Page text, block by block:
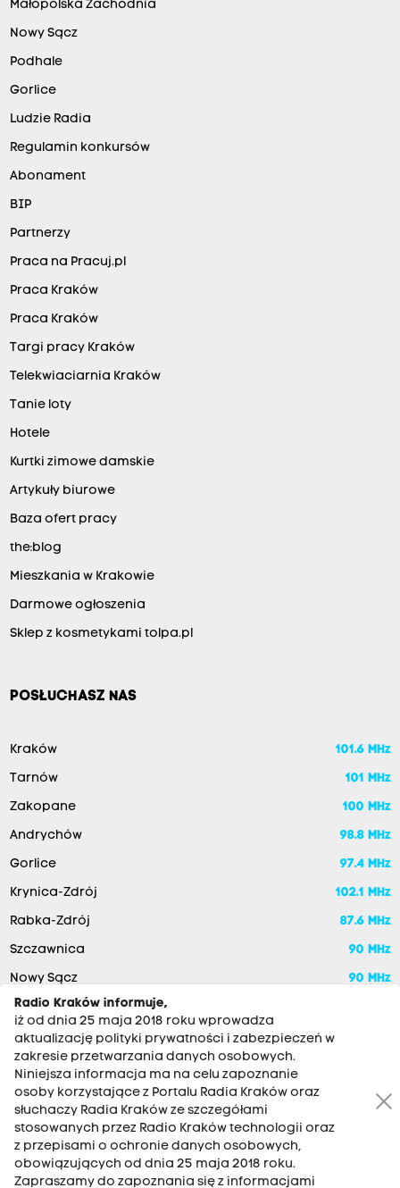
Małopolska Zachodnia
Nowy Sącz
Podhale
Gorlice
Ludzie Radia
Regulamin konkursów
Abonament
BIP
Partnerzy
Praca na Pracuj.pl
Praca Kraków
Praca Kraków
Targi pracy Kraków
Telekwiaciarnia Kraków
Tanie loty
Hotele
Kurtki zimowe damskie
Artykuły biurowe
Baza ofert pracy
the:blog
Mieszkania w Krakowie
Darmowe ogłoszenia
Sklep z kosmetykami tolpa.pl
POSŁUCHASZ NAS
Kraków 101.6 MHz
Tarnów 101 MHz
Zakopane 100 MHz
Andrychów 98.8 MHz
Gorlice 97.4 MHz
Krynica-Zdrój 102.1 MHz
Rabka-Zdrój 87.6 MHz
Szczawnica 90 MHz
Nowy Sącz 90 MHz
RADIO KRAKÓW SA. Aleja Juliusza Słowackiego 22, 30-007
Kraków
Antena: 12 200 33 33
Radio Kraków informuje,
iż od dnia 25 maja 2018 roku wprowadza
aktualizację polityki prywatności i zabezpieczeń w
zakresie przetwarzania danych osobowych.
Niniejsza informacja ma na celu zapoznanie
osoby korzystające z Portalu Radia Kraków oraz
słuchaczy Radia Kraków ze szczegółami
stosowanych przez Radio Kraków technologii oraz
z przepisami o ochronie danych osobowych,
obowiązujących od dnia 25 maja 2018 roku.
Zapraszamy do zapoznania się z informacjami